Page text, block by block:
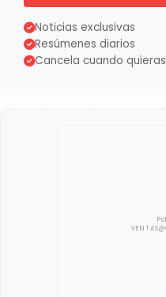
Noticias exclusivas
Resúmenes diarios
Cancela cuando quieras